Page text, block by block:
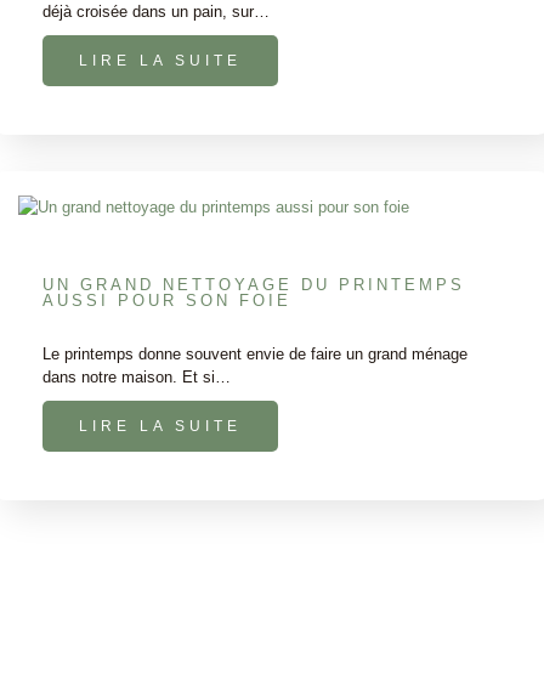
déjà croisée dans un pain, sur…
LIRE LA SUITE
UN GRAND NETTOYAGE DU PRINTEMPS
AUSSI POUR SON FOIE
Le printemps donne souvent envie de faire un grand ménage
dans notre maison. Et si…
LIRE LA SUITE